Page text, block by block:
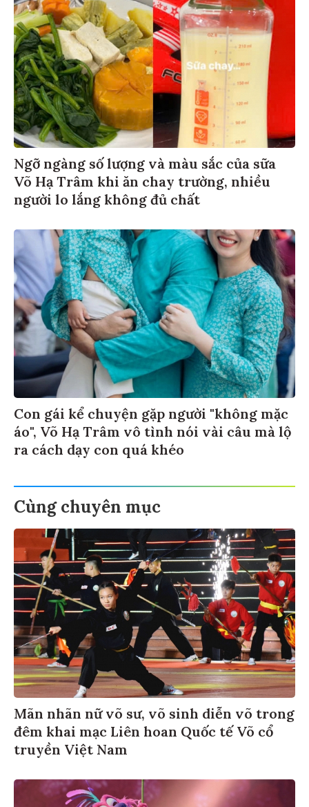
Ngỡ ngàng số lượng và màu sắc của sữa
Võ Hạ Trâm khi ăn chay trường, nhiều
người lo lắng không đủ chất
Con gái kể chuyện gặp người "không mặc
áo", Võ Hạ Trâm vô tình nói vài câu mà lộ
ra cách dạy con quá khéo
Cùng chuyên mục
Mãn nhãn nữ võ sư, võ sinh diễn võ trong
đêm khai mạc Liên hoan Quốc tế Võ cổ
truyền Việt Nam